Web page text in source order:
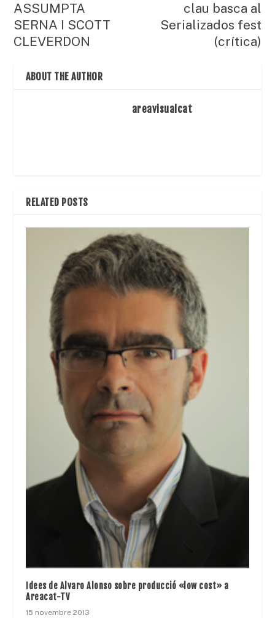
ASSUMPTA
SERNA I SCOTT
CLEVERDON
clau basca al
Serializados fest
(crítica)
ABOUT THE AUTHOR
areavisualcat
RELATED POSTS
Idees de Alvaro Alonso sobre producció «low cost» a
Areacat-TV
15 novembre 2013